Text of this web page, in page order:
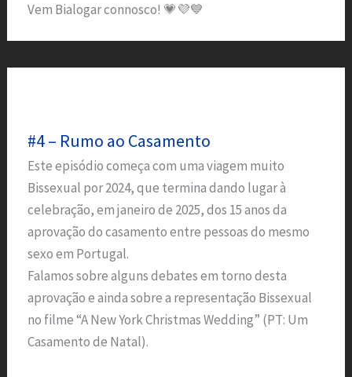
Vem Bialogar connosco! 💗💜💙
#4 – Rumo ao Casamento
Este episódio começa com uma viagem muito
Bissexual por 2024, que termina dando lugar à
celebração, em janeiro de 2025, dos 15 anos da
aprovação do casamento entre pessoas do mesmo
sexo em Portugal.
Falamos sobre alguns debates em torno desta
aprovação e ainda sobre a representação Bissexual
no filme “A New York Christmas Wedding” (PT: Um
Casamento de Natal).